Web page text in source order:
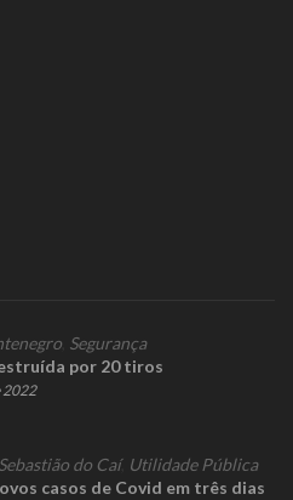
Segurança
por 20 tiros
2022
do Caí, Utilidade Pública
casos de Covid em três dias